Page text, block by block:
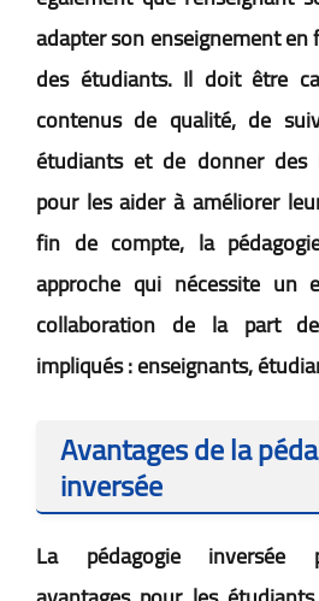
adapter son enseignement
des étudiants. Il doit être
contenus de qualité, de
étudiants et de donner des
pour les aider à améliorer
fin de compte, la
approche qui nécessite un
collaboration de la part
impliqués : enseignants,
Avantages de la
inversée
La pédagogie inversée